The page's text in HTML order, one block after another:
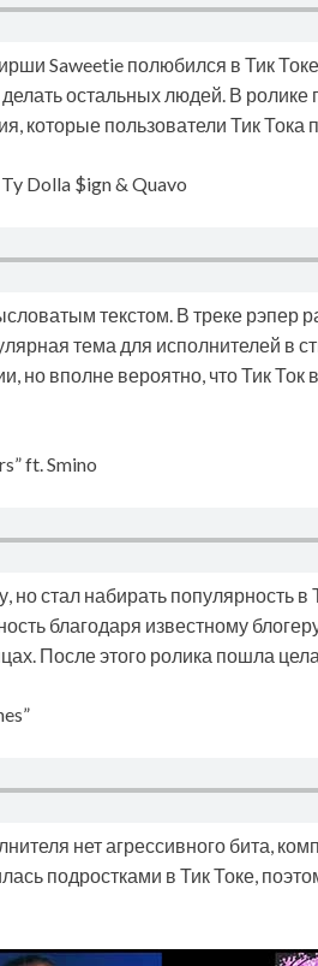
Saweetie полюбился в Тик
остальных людей. В
которые пользователи Тик Тока
Dolla $ign & Quavo
текстом. В треке рэпер
тема для исполнителей в
но вполне вероятно, что Тик
ft. Smino
но стал набирать популярность
благодаря известному
После этого ролика пошла
нет агрессивного бита,
подростками в Тик Токе,